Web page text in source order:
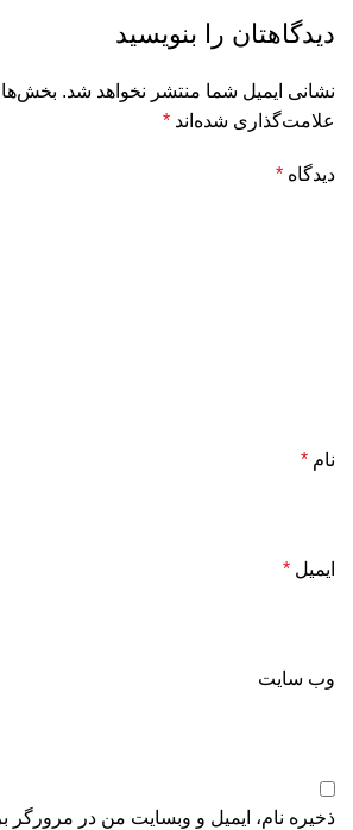
دیدگاهتان را بنویسید
نشانی ایمیل شما منتشر نخواهد شد.
علامت‌گذاری شده‌اند *
دیدگاه *
نام *
ایمیل *
وب‌ سایت
ذخیره نام، ایمیل و وبسایت من در مرورگر